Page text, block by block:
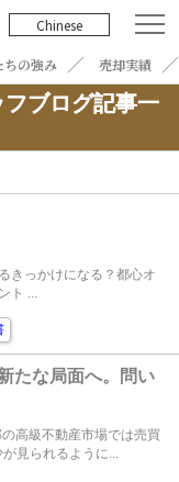
Chinese
ちの強み 売却実績
ブログ記事一
きっかけになる？都心オ
ト ...
たな局面へ。問い
高級不動産市場では売買
見られるように...